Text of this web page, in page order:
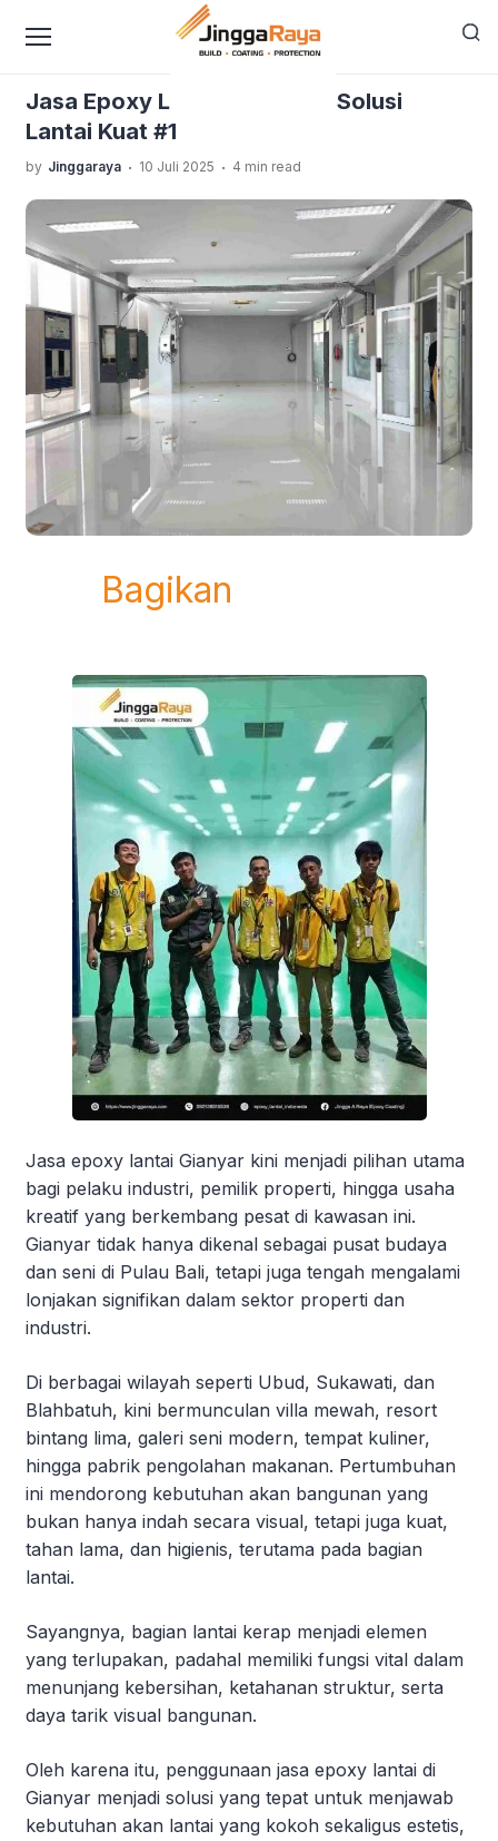
Blog Jinggaraya›Epoxy Lantai
Jasa Epoxy Lantai Gianyar – Solusi
Lantai Kuat #1
by Jinggaraya . 10 Juli 2025 . 4 min read
Bagikan
Jasa epoxy lantai Gianyar kini menjadi pilihan utama
bagi pelaku industri, pemilik properti, hingga usaha
kreatif yang berkembang pesat di kawasan ini.
Gianyar tidak hanya dikenal sebagai pusat budaya
dan seni di Pulau Bali, tetapi juga tengah mengalami
lonjakan signifikan dalam sektor properti dan
industri.
Di berbagai wilayah seperti Ubud, Sukawati, dan
Blahbatuh, kini bermunculan villa mewah, resort
bintang lima, galeri seni modern, tempat kuliner,
hingga pabrik pengolahan makanan. Pertumbuhan
ini mendorong kebutuhan akan bangunan yang
bukan hanya indah secara visual, tetapi juga kuat,
tahan lama, dan higienis, terutama pada bagian
lantai.
Sayangnya, bagian lantai kerap menjadi elemen
yang terlupakan, padahal memiliki fungsi vital dalam
menunjang kebersihan, ketahanan struktur, serta
daya tarik visual bangunan.
Oleh karena itu, penggunaan jasa epoxy lantai di
Gianyar menjadi solusi yang tepat untuk menjawab
kebutuhan akan lantai yang kokoh sekaligus estetis,